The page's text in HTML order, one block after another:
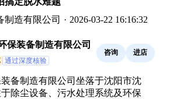
制造有限公司 · 2026-03-22 16:16:32
保装备制造有限公司
通过深度核验
咨询 进店
备制造有限公司坐落于沈阳市沈
除尘设备、污水处理系统及环保